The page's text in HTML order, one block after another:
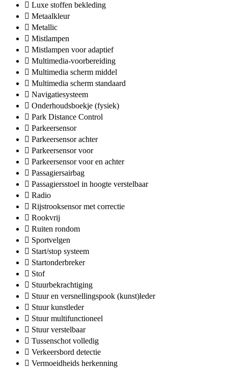
Luxe stoffen bekleding
Metaalkleur
Metallic
Mistlampen
Mistlampen voor adaptief
Multimedia-voorbereiding
Multimedia scherm middel
Multimedia scherm standaard
Navigatiesysteem
Onderhoudsboekje (fysiek)
Park Distance Control
Parkeersensor
Parkeersensor achter
Parkeersensor voor
Parkeersensor voor en achter
Passagiersairbag
Passagiersstoel in hoogte verstelbaar
Radio
Rijstrooksensor met correctie
Rookvrij
Ruiten rondom
Sportvelgen
Start/stop systeem
Startonderbreker
Stof
Stuurbekrachtiging
Stuur en versnellingspook (kunst)leder
Stuur kunstleder
Stuur multifunctioneel
Stuur verstelbaar
Tussenschot volledig
Verkeersbord detectie
Vermoeidheids herkenning